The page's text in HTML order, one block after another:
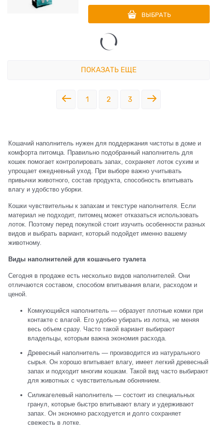
ВЫБРАТЬ
ПОКАЗАТЬ ЕЩЕ
1 2 3
Кошачий наполнитель нужен для поддержания чистоты в доме и
комфорта питомца. Правильно подобранный наполнитель для
кошек помогает контролировать запах, сохраняет лоток сухим и
упрощает ежедневный уход. При выборе важно учитывать
привычки животного, состав продукта, способность впитывать
влагу и удобство уборки.
Кошки чувствительны к запахам и текстуре наполнителя. Если
материал не подходит, питомец может отказаться использовать
лоток. Поэтому перед покупкой стоит изучить особенности разных
видов и выбрать вариант, который подойдет именно вашему
животному.
Виды наполнителей для кошачьего туалета
Сегодня в продаже есть несколько видов наполнителей. Они
отличаются составом, способом впитывания влаги, расходом и
ценой.
Комкующийся наполнитель — образует плотные комки при
контакте с влагой. Его удобно убирать из лотка, не меняя
весь объем сразу. Часто такой вариант выбирают
владельцы, которым важна экономия расхода.
Древесный наполнитель — производится из натурального
сырья. Он хорошо впитывает влагу, имеет легкий древесный
запах и подходит многим кошкам. Такой вид часто выбирают
для животных с чувствительным обонянием.
Силикагелевый наполнитель — состоит из специальных
гранул, которые быстро впитывают влагу и удерживают
запах. Он экономно расходуется и долго сохраняет
свежесть в лотке.